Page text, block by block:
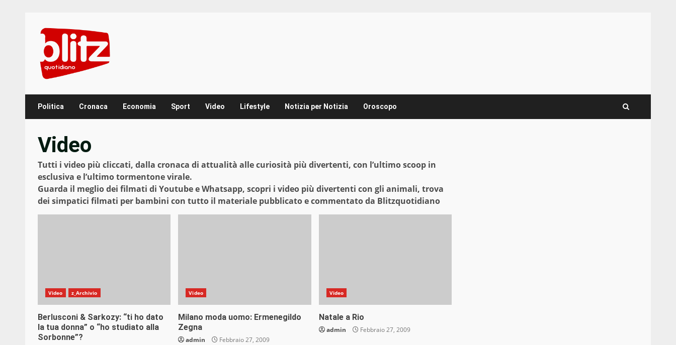
content
Politica Cronaca Economia Sport Video Lifestyle Notizia per Notizia Oroscopo
Video
Tutti i video più cliccati, dalla cronaca di attualità alle curiosità più divertenti, con l’ultimo scoop in
esclusiva e l’ultimo tormentone virale.
Guarda il meglio dei filmati di Youtube e Whatsapp, scopri i video più divertenti con gli animali, trova
dei simpatici filmati per bambini con tutto il materiale pubblicato e commentato da Blitzquotidiano
Video z_Archivio
Berlusconi & Sarkozy: “ti ho dato
la tua donna” o “ho studiato alla
Sorbonne”?
Video
Milano moda uomo: Ermenegildo
Zegna
admin Febbraio 27, 2009
Video
Natale a Rio
admin Febbraio 27, 2009